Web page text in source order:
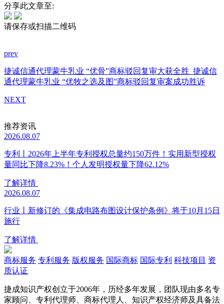
分享此文章至:
请保存或扫描二维码
prev
捷诚信通代理蒙牛乳业 “优骨”商标驳回复审大获全胜 捷诚信
通代理蒙牛乳业 “优牧之选及图”商标驳回复审案成功胜诉
NEXT
推荐资讯
2026.08.07
专利丨2026年上半年专利授权总量约150万件！实用新型授权
量同比下降8.23%！个人发明授权量下降62.12%
了解详情
2026.08.07
行业丨新修订的《集成电路布图设计保护条例》将于10月15日
施行
了解详情
商标服务 专利服务 版权服务 国际商标 国际专利 科技项目 资
质认证
捷成知识产权创立于2006年，历经多年发展，团队现由多名专
家顾问、专利代理师、商标代理人、知识产权经济师及具备法